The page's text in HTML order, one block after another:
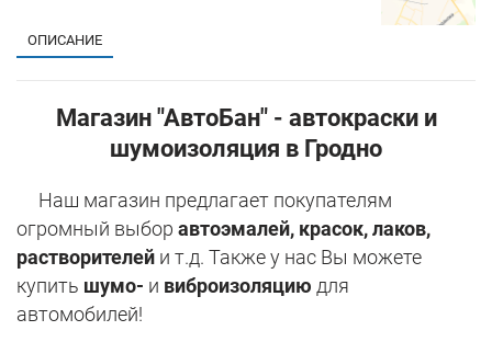
ОПИСАНИЕ
Магазин "АвтоБан" - автокраски и
шумоизоляция в Гродно
Наш магазин предлагает покупателям
огромный выбор автоэмалей, красок, лаков,
растворителей и т.д. Также у нас Вы можете
купить шумо- и виброизоляцию для
автомобилей!